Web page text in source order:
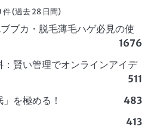
件 (過去 28 日間)
ブカ・脱毛薄毛ハゲ必見の使
1676
：賢い管理でオンラインアイデ
511
を極める！
483
413